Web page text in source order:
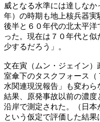
威となる水準には達しな
年）の時期も地上核兵器
後半と６０年代の北太平
った。現在は７０年代と
少するだろう」。
文在寅（ムン・ジェイン
室傘下のタスクフォース
水関連現況報告」も変わ
結果、原発事故以前の濃
沿岸で測定された。（日
という仮定で評価した結